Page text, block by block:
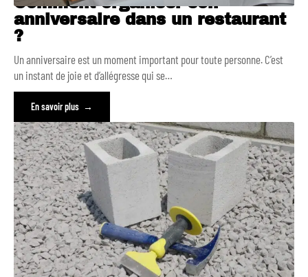
anniversaire dans un restaurant
?
Un anniversaire est un moment important pour toute personne. C’est
un instant de joie et d’allégresse qui se…
En savoir plus